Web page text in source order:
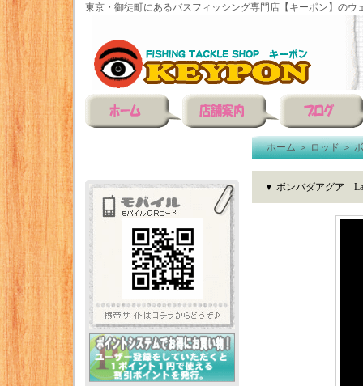
東京・御徒町にあるバスフィッシング専門店【キーポン】のウ
ホーム＞ロッド＞
▼ ボンバダアグア